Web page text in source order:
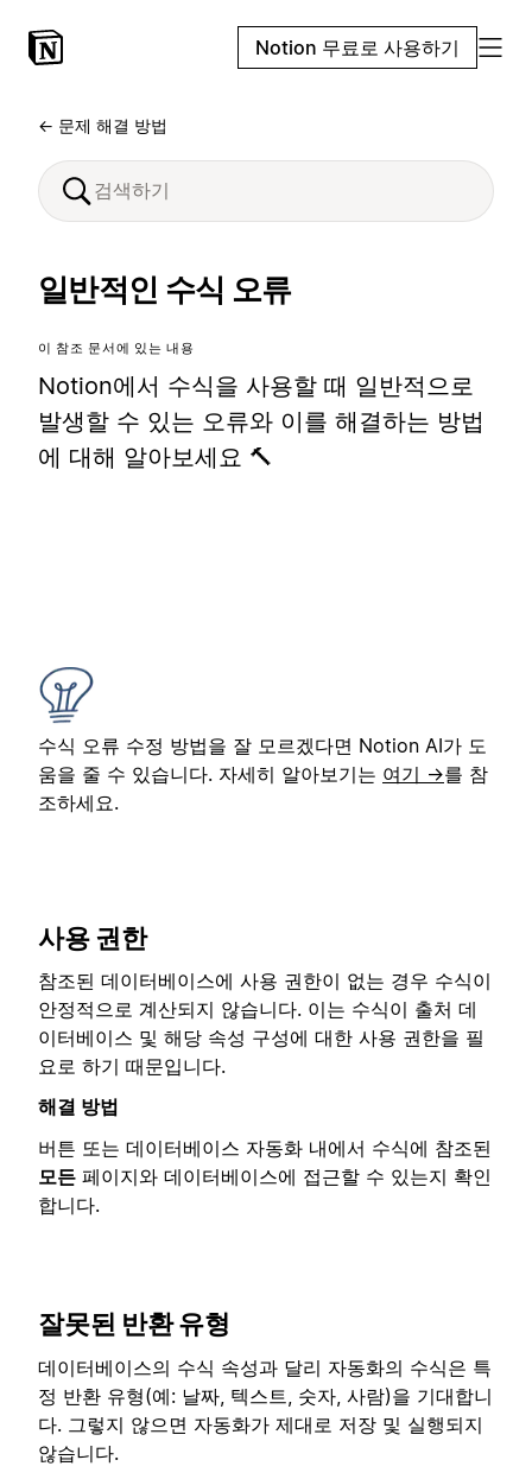
Notion 무료로 사용하기
← 문제 해결 방법
일반적인 수식 오류
이 참조 문서에 있는 내용
Notion에서 수식을 사용할 때 일반적으로
발생할 수 있는 오류와 이를 해결하는 방법
에 대해 알아보세요 🔨
수식 오류 수정 방법을 잘 모르겠다면 Notion AI가 도
움을 줄 수 있습니다. 자세히 알아보기는 여기 →를 참
조하세요.
사용 권한
참조된 데이터베이스에 사용 권한이 없는 경우 수식이
안정적으로 계산되지 않습니다. 이는 수식이 출처 데
이터베이스 및 해당 속성 구성에 대한 사용 권한을 필
요로 하기 때문입니다.
해결 방법
버튼 또는 데이터베이스 자동화 내에서 수식에 참조된
모든 페이지와 데이터베이스에 접근할 수 있는지 확인
합니다.
잘못된 반환 유형
데이터베이스의 수식 속성과 달리 자동화의 수식은 특
정 반환 유형(예: 날짜, 텍스트, 숫자, 사람)을 기대합니
다. 그렇지 않으면 자동화가 제대로 저장 및 실행되지
않습니다.